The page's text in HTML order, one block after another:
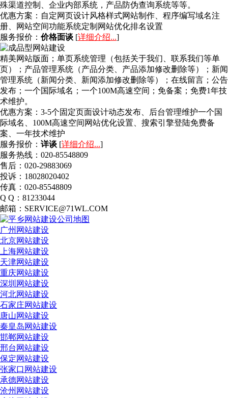
殊渠道控制、企业内部系统，产品防伪查询系统等等。
优惠方案： 自定网页设计风格样式网站制作、程序编写域名注
册、网站空间功能系统定制网站优化排名设置
服务报价： 价格面谈 [详细介绍...]
精美网站版面；单页系统管理（包括关于我们、联系我们等单
页）；产品管理系统（产品分类、产品添加修改删除等）；新闻
管理系统（新闻分类、新闻添加修改删除等）；在线留言；公告
发布；一个国际域名；一个100M高速空间；免备案；免费1年技
术维护。
优惠方案： 3-5个固定页面设计动态发布、后台管理维护一个国
际域名、100M高速空间网站优化设置、搜索引擎登陆免费备
案、一年技术维护
服务报价： 详谈 [详细介绍...]
服务热线：020-85548809
售后：020-29883069
投诉：18028020402
传真：020-85548809
Q Q：81233044
邮箱：SERVICE@71WL.COM
广州网站建设
北京网站建设
上海网站建设
天津网站建设
重庆网站建设
深圳网站建设
河北网站建设
石家庄网站建设
唐山网站建设
秦皇岛网站建设
邯郸网站建设
邢台网站建设
保定网站建设
张家口网站建设
承德网站建设
沧州网站建设